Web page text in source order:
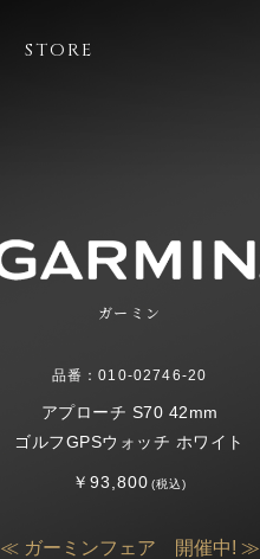
STORE
ガーミン
品番：010-02746-20
アプローチ S70 42mm
ゴルフGPSウォッチ ホワイト
￥93,800(税込)
≪ ガーミンフェア 開催中! ≫